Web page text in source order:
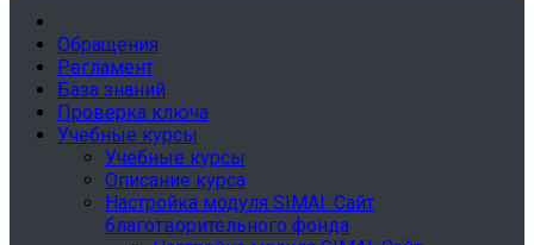
Обращения
Регламент
База знаний
Проверка ключа
Учебные курсы
Учебные курсы
Описание курса
Настройка модуля SIMAI: Сайт
благотворительного фонда